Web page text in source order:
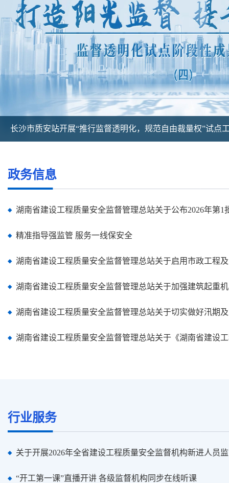
长沙市质安站开展“推行监督透明化，规范自由裁量权”试点
政务信息
湖南省建设工程质量安全监督管理总站关于公布2026年第1
精准指导强监管 服务一线保安全
湖南省建设工程质量安全监督管理总站关于启用市政工程
湖南省建设工程质量安全监督管理总站关于加强建筑起重
湖南省建设工程质量安全监督管理总站关于切实做好汛期
湖南省建设工程质量安全监督管理总站关于《湖南省建设
行业服务
关于开展2026年全省建设工程质量安全监督机构新进人员
“开工第一课”直播开讲 各级监督机构同步在线听课